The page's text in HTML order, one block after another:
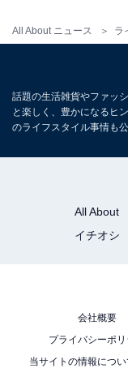
All About ニュース ラ
Anker
Anker「523
話題の生活雑貨やファッ
と楽しく、豊かになるヒ
のライフスタイル事情も
All About
イチオシ
会社概要
プライバシーポリ
当サイトの情報につ